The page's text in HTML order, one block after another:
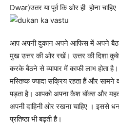
Dwar)उतर या पूर्व कि ओर ही होना चाहिए
आप अपनी दुकान अपने आफिस में अपने
मुख उत्तर की ओर रखें। उत्तर की दिशा
करके बैठने से व्यापार में काफी लाभ होता
मस्तिष्क ज्यादा सक्रिय रहता हैं और
पड़ता है। आपको अपना कैश बॉक्स और
अपनी दाहिनी ओर रखना चाहिए । इससे
प्रतिष्ठा भी बढ़ती है।